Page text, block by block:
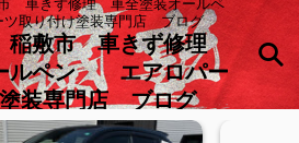
取り付け塗装専門店 ブログ
稲敷市 車きず修理
ルペン エアロパー
塗装専門店 ブログ